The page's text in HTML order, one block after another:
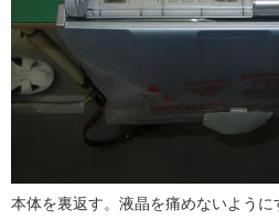
本体を裏返す。液晶を痛めないように